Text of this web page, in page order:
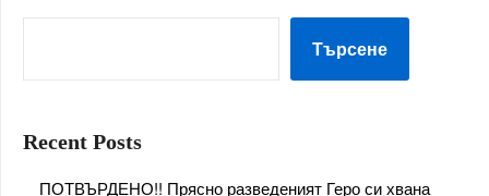
Търсене
Recent Posts
ПОТВЪРДЕНО!! Прясно разведеният Геро си хвана